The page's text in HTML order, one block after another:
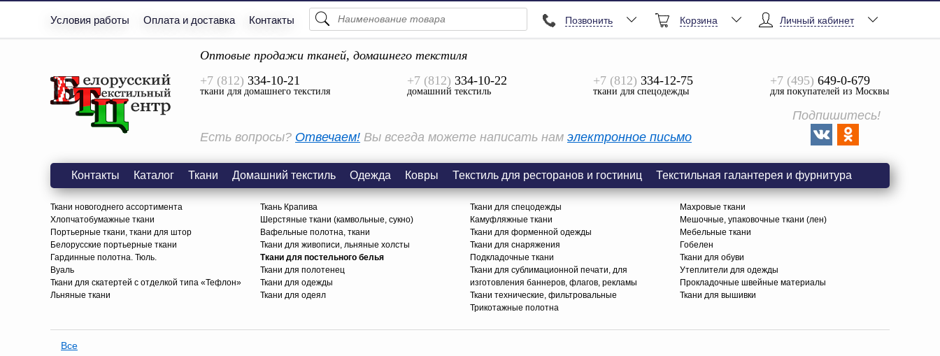
Условия работы Оплата и доставка Контакты
Просмотреть Все
Личный кабинет
Корзина
Позвонить
Оптовые продажи тканей, домашнего текстиля
+7 (812) 334-10-21
ткани для домашнего текстиля
+7 (812) 334-10-22
домашний текстиль
+7 (812) 334-12-75
ткани для спецодежды
+7 (495) 649-0-679
для покупателей из Москвы
Есть вопросы? Отвечаем! Вы всегда можете написать нам электронное письмо
Подпишитесь!
Контакты Каталог Ткани Домашний текстиль Одежда Ковры Текстиль для ресторанов и гостиниц Текстильная галантерея и фурнитура
Ткани новогоднего ассортимента
Хлопчатобумажные ткани
Портьерные ткани, ткани для штор
Белорусские портьерные ткани
Гардинные полотна. Тюль.
Вуаль
Ткани для скатертей с отделкой типа «Тефлон»
Льняные ткани
Ткань Крапива
Шерстяные ткани (камвольные, сукно)
Вафельные полотна, ткани
Ткани для живописи, льняные холсты
Ткани для постельного белья
Ткани для полотенец
Ткани для одежды
Ткани для одеял
Ткани для спецодежды
Камуфляжные ткани
Ткани для форменной одежды
Ткани для снаряжения
Подкладочные ткани
Ткани для сублимационной печати, для
изготовления баннеров, флагов, рекламы
Ткани технические, фильтровальные
Трикотажные полотна
Махровые ткани
Мешочные, упаковочные ткани (лен)
Мебельные ткани
Гобелен
Ткани для обуви
Утеплители для одежды
Прокладочные швейные материалы
Ткани для вышивки
Все